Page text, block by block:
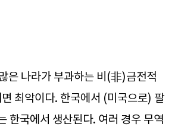
은 나라가 부과하는 비(非)금전적
최악이다. 한국에서 (미국으로) 팔
한국에서 생산된다. 여러 경우 무역